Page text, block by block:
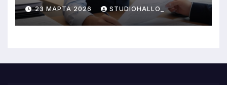
23 МАРТА 2026 STUDIOHALLO_